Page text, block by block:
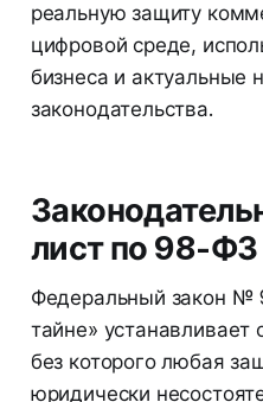
реальную защиту
цифровой среде,
бизнеса и актуальные
законодательства.
лист по 98-ФЗ
Федеральный закон №
тайне»
без которого любая
юридически